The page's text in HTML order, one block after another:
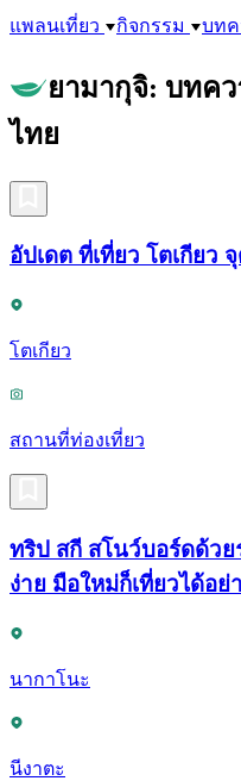
แพลนเที่ยว กิจกรรม บท
ยามากุจิ: บทค
ไทย
อัปเดต ที่เที่ยว โตเกียว
โตเกียว
สถานที่ท่องเที่ยว
ทริป สกี สโนว์บอร์ดด้วย
ง่าย มือใหม่ก็เที่ยวได้อย่
นากาโนะ
นีงาตะ